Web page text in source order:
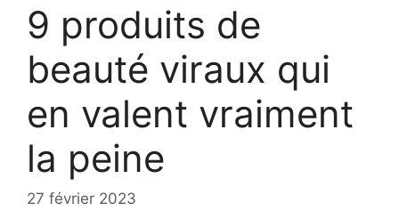
9 produits de
beauté viraux qui
en valent vraiment
la peine
27 février 2023